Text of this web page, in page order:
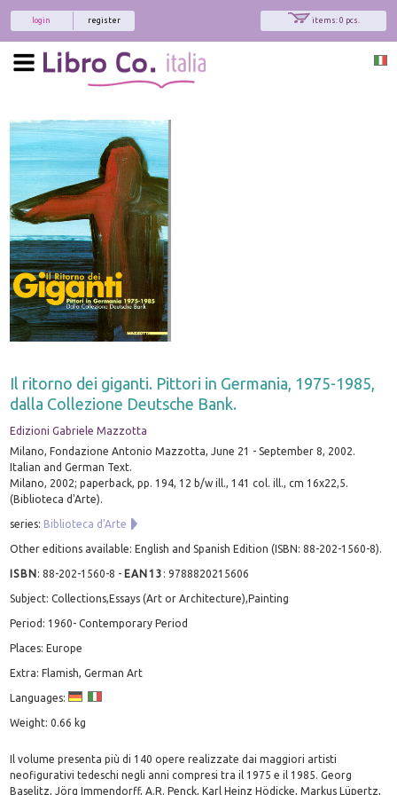
items: 0 pcs.
register
login
Il ritorno dei giganti. Pittori in Germania, 1975-1985,
dalla Collezione Deutsche Bank.
Edizioni Gabriele Mazzotta
Milano, Fondazione Antonio Mazzotta, June 21 - September 8, 2002.
Italian and German Text.
Milano, 2002; paperback, pp. 194, 12 b/w ill., 141 col. ill., cm 16x22,5.
(Biblioteca d'Arte).
series: Biblioteca d'Arte
Other editions available: English and Spanish Edition (ISBN: 88-202-1560-8).
ISBN:88-202-1560-8 - EAN13 :9788820215606
Subject: Collections,Essays (Art or Architecture),Painting
Period: 1960- Contemporary Period
Places: Europe
Extra: Flamish, German Art
Languages:
Weight: 0.66 kg
Il volume presenta più di 140 opere realizzate dai maggiori artisti
neofigurativi tedeschi negli anni compresi tra il 1975 e il 1985. Georg
Baselitz, Jörg Immendorff, A.R. Penck, Karl Heinz Hödicke, Markus Lüpertz,
Interessato ai nostri libri?
Allora iscriviti alla nostra newsletter!
Sarai informato delle nostre novità, potrai
comunque cancellarti quando desideri.
modulo di iscrizione